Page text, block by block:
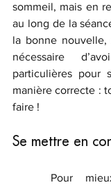
sommeil, mais en
au long de la
la bonne nouvelle,
nécessaire
particulières pour
manière correcte :
faire !
Se mettre en